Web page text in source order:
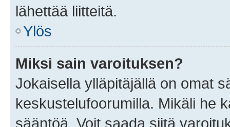
lähettää liitteitä.
Ylös
Miksi sain varoituksen?
Jokaisella ylläpitäjällä on omat
keskustelufoorumilla. Mikäli he
sääntöä. Voit saada siitä